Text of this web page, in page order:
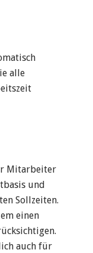
alle
Mitarbeiter
und
Sollzeiten.
einen
auch für